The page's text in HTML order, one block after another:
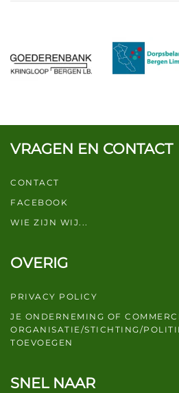
VRAGEN EN CONTACT
CONTACT
FACEBOOK
WIE ZIJN WIJ...
OVERIG
PRIVACY POLICY
JE ONDERNEMING OF
ORGANISATIE/STICHTING/
TOEVOEGEN
SNEL NAAR